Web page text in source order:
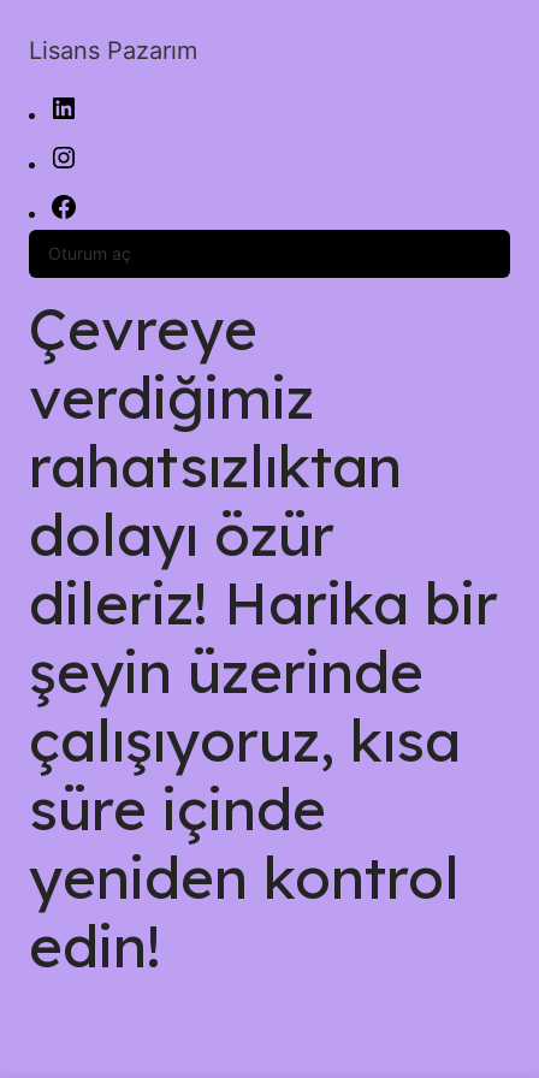
Lisans Pazarım
Oturum aç
Çevreye
verdiğimiz
rahatsızlıktan
dolayı özür
dileriz! Harika bir
şeyin üzerinde
çalışıyoruz, kısa
süre içinde
yeniden kontrol
edin!